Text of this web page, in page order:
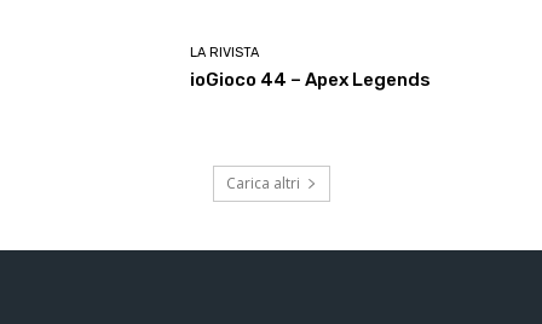
LA RIVISTA
ioGioco 44 – Apex Legends
Carica altri